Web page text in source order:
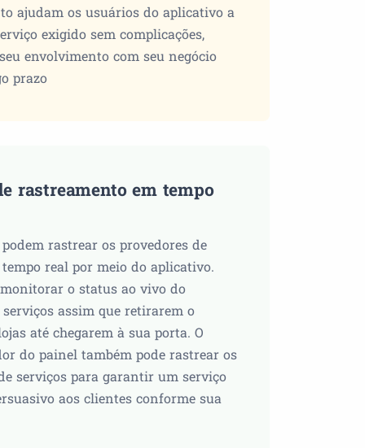
ajudam os usuários do aplicativo a
exigido sem complicações,
envolvimento com seu negócio
prazo
rastreamento em tempo
rastrear os provedores de
real por meio do aplicativo.
o status ao vivo do
assim que retirarem o
até chegarem à sua porta. O
do painel também pode rastrear os
serviços para garantir um serviço
aos clientes conforme sua